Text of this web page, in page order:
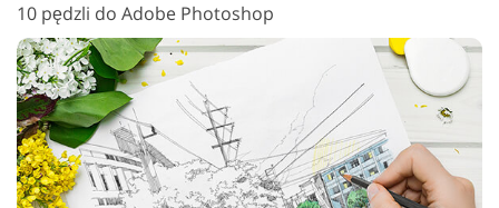
10 pędzli do Adobe Photoshop